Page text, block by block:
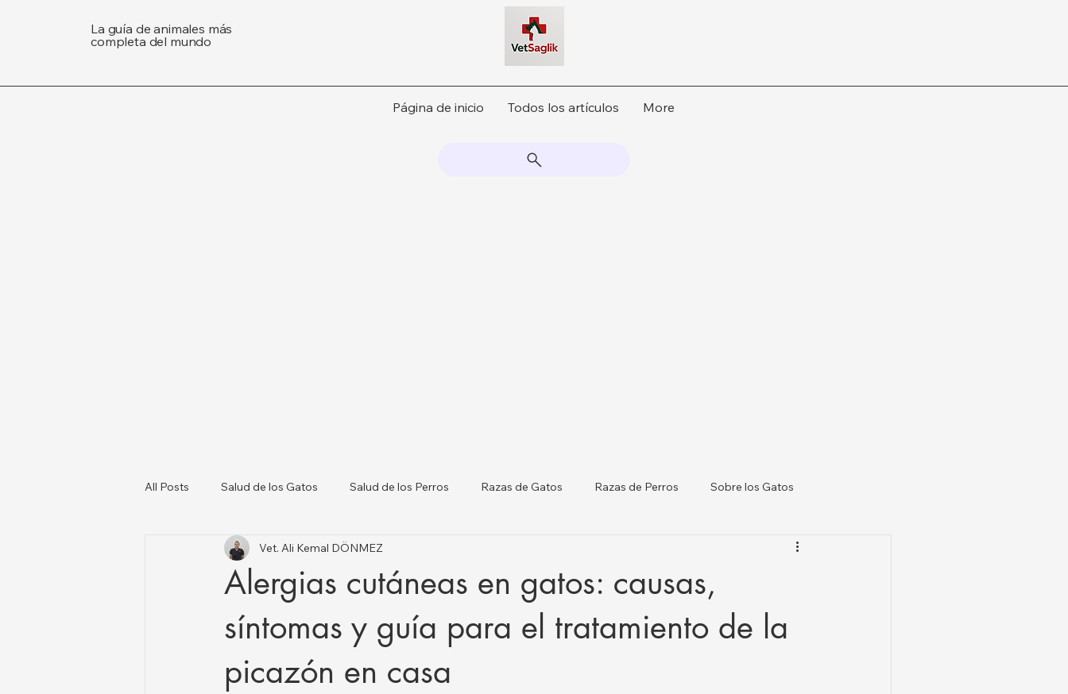
La guía de animales más
completa del mundo
Página de inicio Todos los artículos More
All Posts Salud de los Gatos Salud de los Perros Razas de Gatos Razas de Perros Sobre los Gatos
Sobre los Perros Lista de Veterinarias por Ciudades
Salud Animal y Actualizaciones Norm Salud del Ganado
Alergias cutáneas en gatos: causas,
síntomas y guía para el tratamiento de la
picazón en casa
Vet. Ali Kemal DÖNMEZ